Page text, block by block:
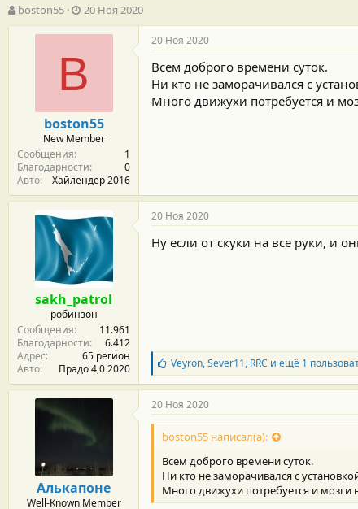
А
в
boston55
Д
а
т
н
а
а
л
а
20 Ноя 2020
B
boston55
New Member
Сообщения
1
Благодарности
0
Авто
Хайлендер 2016
20 Ноя 2020
Всем доброго времени суток.
Ни кто не заморачивался с
Много движухи потребуется и
sakh_patrol
робинзон
Сообщения
11.961
Благодарности
6.412
Адрес
65 регион
Авто
Прадо 4,0 2020
20 Ноя 2020
Ну если от скуки на все руки, и
Б
л
а
г
о
д
а
н
о
с
т
Veyron,Sever11, RRC и ещё 1
Алькапоне
Well-Known Member
20 Ноя 2020
boston55 написал(а):
Всем доброго времени суток.
Ни кто не заморачивался с
Много движухи потребуется и